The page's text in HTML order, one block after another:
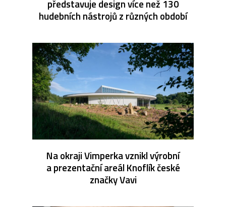
představuje design více než 130
hudebních nástrojů z různých období
Na okraji Vimperka vznikl výrobní
a prezentační areál Knoflík české
značky Vavi